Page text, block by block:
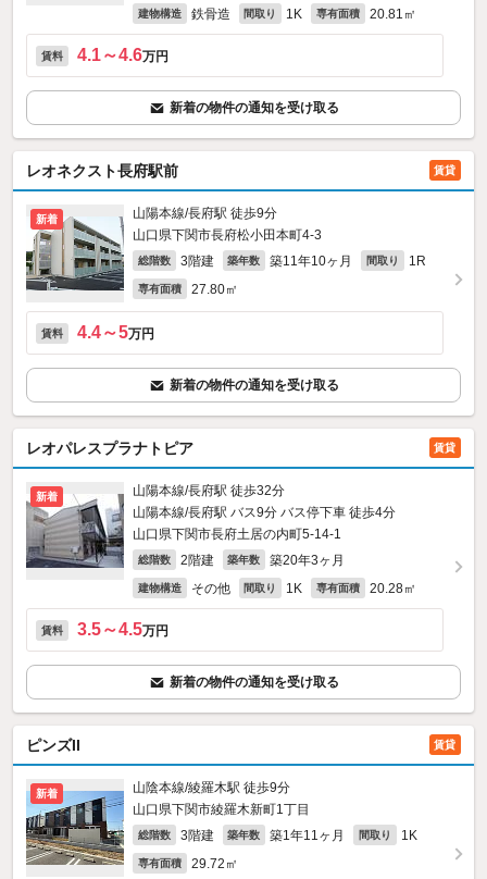
建物構造 鉄骨造 間取り 1K 専有面積 20.81㎡
賃料 4.1～4.6万円
新着の物件の通知を受け取る
レオネクスト長府駅前 賃貸
新着
山陽本線/長府駅 徒歩9分
山口県下関市長府松小田本町4-3
総階数 3階建 築年数 築11年10ヶ月 間取り 1R
専有面積 27.80㎡
賃料 4.4～5万円
新着の物件の通知を受け取る
レオパレスプラナトピア 賃貸
新着
山陽本線/長府駅 徒歩32分
山陽本線/長府駅 バス9分 バス停下車 徒歩4分
山口県下関市長府土居の内町5-14‐1
総階数 2階建 築年数 築20年3ヶ月
建物構造 その他 間取り 1K 専有面積 20.28㎡
賃料 3.5～4.5万円
新着の物件の通知を受け取る
ピンズII 賃貸
新着
山陰本線/綾羅木駅 徒歩9分
山口県下関市綾羅木新町1丁目
総階数 3階建 築年数 築1年11ヶ月 間取り 1K
専有面積 29.72㎡